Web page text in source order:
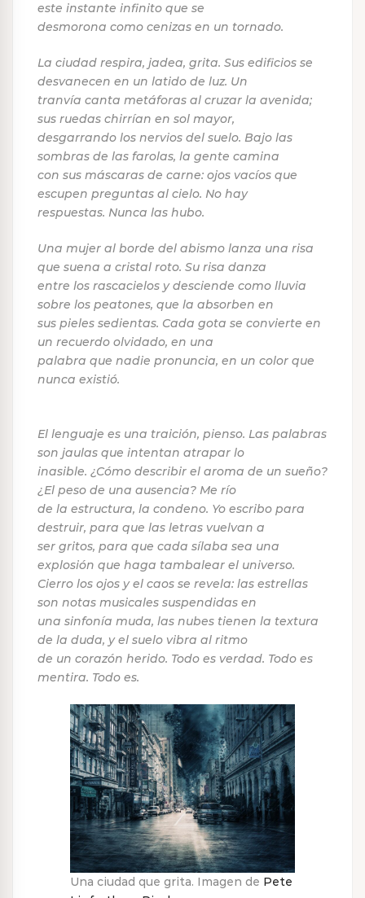
este instante infinito que se
desmorona como cenizas en un tornado.
La ciudad respira, jadea, grita. Sus edificios se
desvanecen en un latido de luz. Un
tranvía canta metáforas al cruzar la avenida;
sus ruedas chirrían en sol mayor,
desgarrando los nervios del suelo. Bajo las
sombras de las farolas, la gente camina
con sus máscaras de carne: ojos vacíos que
escupen preguntas al cielo. No hay
respuestas. Nunca las hubo.
Una mujer al borde del abismo lanza una risa
que suena a cristal roto. Su risa danza
entre los rascacielos y desciende como lluvia
sobre los peatones, que la absorben en
sus pieles sedientas. Cada gota se convierte en
un recuerdo olvidado, en una
palabra que nadie pronuncia, en un color que
nunca existió.
El lenguaje es una traición, pienso. Las palabras
son jaulas que intentan atrapar lo
inasible. ¿Cómo describir el aroma de un sueño?
¿El peso de una ausencia? Me río
de la estructura, la condeno. Yo escribo para
destruir, para que las letras vuelvan a
ser gritos, para que cada sílaba sea una
explosión que haga tambalear el universo.
Cierro los ojos y el caos se revela: las estrellas
son notas musicales suspendidas en
una sinfonía muda, las nubes tienen la textura
de la duda, y el suelo vibra al ritmo
de un corazón herido. Todo es verdad. Todo es
mentira. Todo es.
Una ciudad que grita. Imagen de Pete